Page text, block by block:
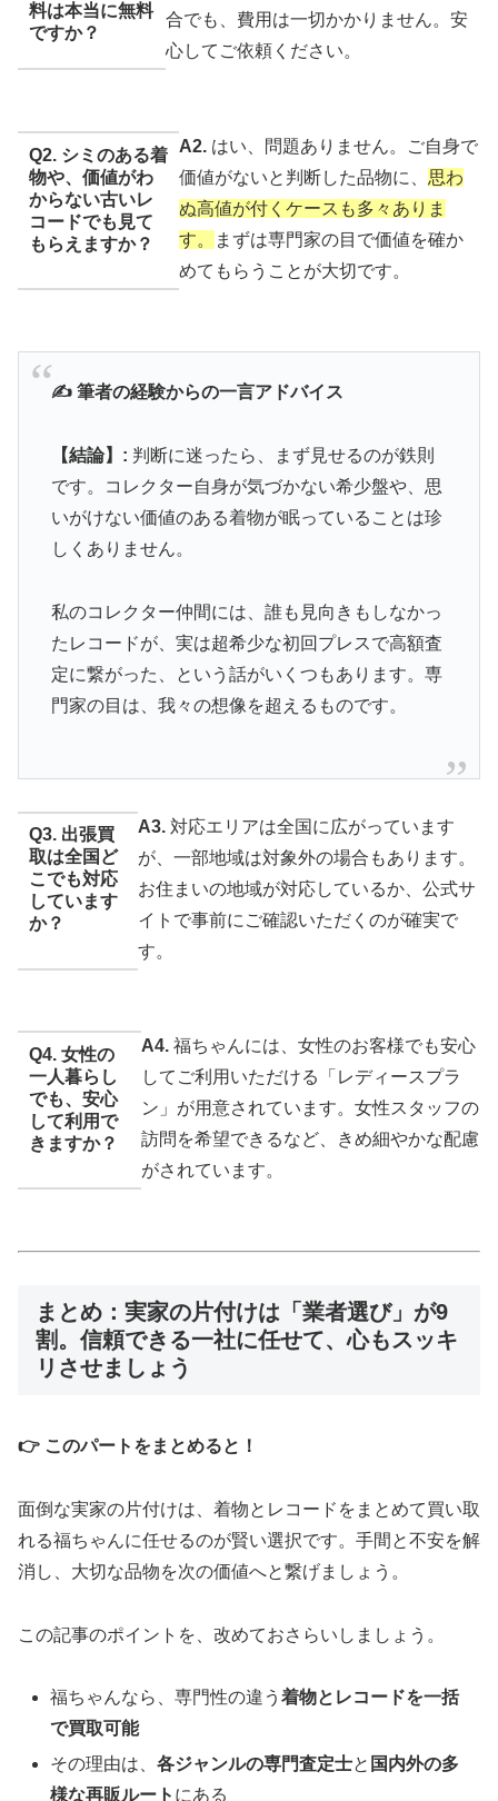
料は本当に無料
ですか？
合でも、費用は一切かかりません。安
心してご依頼ください。
Q2. シミのある着
物や、価値がわ
からない古いレ
コードでも見て
もらえますか？
A2. はい、問題ありません。ご自身で
価値がないと判断した品物に、 思わ
ぬ高値が付くケースも多々ありま
す。
まずは専門家の目で価値を確か
めてもらうことが大切です。
✍️ 筆者の経験からの一言アドバイス
【結論】: 判断に迷ったら、まず見せるのが鉄則
です。コレクター自身が気づかない希少盤や、思
いがけない価値のある着物が眠っていることは珍
しくありません。
私のコレクター仲間には、誰も見向きもしなかっ
たレコードが、実は超希少な初回プレスで高額査
定に繋がった、という話がいくつもあります。専
門家の目は、我々の想像を超えるものです。
Q3. 出張買
取は全国ど
こでも対応
しています
か？
A3.対応エリアは全国に広がっています
が、一部地域は対象外の場合もあります。
お住まいの地域が対応しているか、公式サ
イトで事前にご確認いただくのが確実で
す。
Q4. 女性の
一人暮らし
でも、安心
して利用で
きますか？
A4.福ちゃんには、女性のお客様でも安心
してご利用いただける「レディースプラ
ン」が用意されています。女性スタッフの
訪問を希望できるなど、きめ細やかな配慮
がされています。
まとめ：実家の片付けは「業者選び」が9
割。信頼できる一社に任せて、心もスッキ
リさせましょう
👉 このパートをまとめると！
面倒な実家の片付けは、着物とレコードをまとめて買い取
れる福ちゃんに任せるのが賢い選択です。手間と不安を解
消し、大切な品物を次の価値へと繋げましょう。
この記事のポイントを、改めておさらいしましょう。
福ちゃんなら、専門性の違う着物とレコードを一括
で買取可能
その理由は、各ジャンルの専門査定士と 国内外の多
様な再販ルート にある